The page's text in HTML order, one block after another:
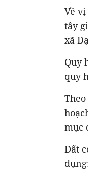
Về
tây
xã
Quy
quy
mục
Đất